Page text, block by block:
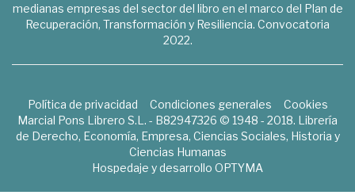
medianas empresas del sector del libro en el marco del Plan de
Recuperación, Transformación y Resiliencia. Convocatoria
2022.
Política de privacidad Condiciones generales
Cookies
Marcial Pons Librero S.L. - B82947326 © 1948 - 2018. Librería
de Derecho, Economía, Empresa, Ciencias Sociales, Historia y
Ciencias Humanas
Hospedaje y desarrollo OPTYMA